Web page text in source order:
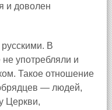
и доволен
В
употребляли и
Такое отношение
— людей,
Церкви,